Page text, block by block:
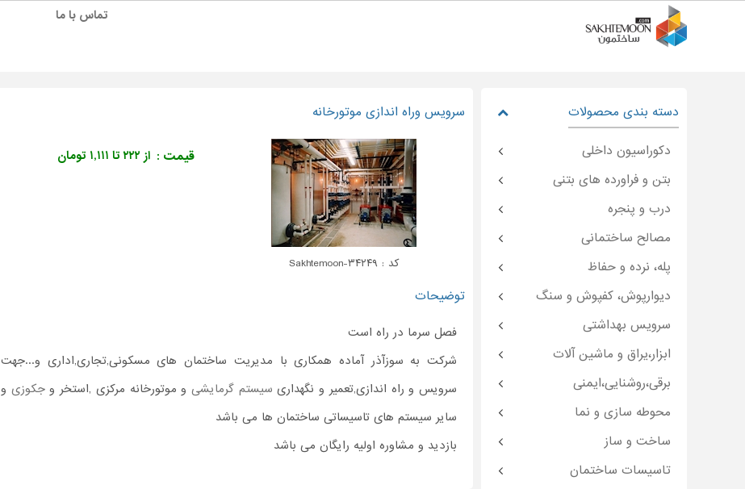
تماس با ما
سرویس وراه اندازی موتورخانه
کد : Sakhtemoon-۳۴۲۴۹
قیمت : از ۲۲۲ تا ۱,۱۱۱ تومان
توضیحات
فصل سرما در راه است
شرکت به سوزآذر آماده همکاری با مدیریت ساختمان های مسکونی,تجاری,اداری و...جهت
سرویس و راه اندازی,تعمیر و نگهداری سیستم گرمایشیو موتورخانه مرکزی ,استخر وجکوزی و
سایر سیستم های تاسیساتی ساختمان ها می باشد
بازدید و مشاوره اولیه رایگان می باشد
دسته بندی محصولات
دکوراسیون داخلی
بتن و فراورده های بتنی
درب و پنجره
مصالح ساختمانی
پله، نرده و حفاظ
دیوارپوش، کفپوش و سنگ
سرویس بهداشتی
ابزار،یراق و ماشین آلات
برقی،روشنایی،ایمنی
محوطه سازی و نما
ساخت و ساز
تاسیسات ساختمان